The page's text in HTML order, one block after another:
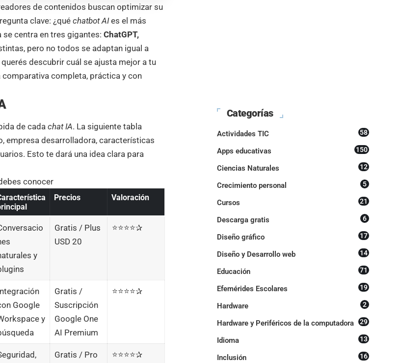
de contenidos buscan optimizar su
clave: ¿quéchatbot AIes el más
se centra en tres gigantes:ChatGPT,
pero no todos se adaptan igual a
descubrir cuál se ajusta mejor a tu
comparativa completa, práctica y con
de cadachat IA. La siguiente tabla
empresa desarrolladora, características
Esto te dará una idea clara para
conocer
Precios Valoración
y
Gratis / Plus
USD 20
⭐⭐⭐⭐✰
Google
y
Gratis /
Suscripción
Google One
AI Premium
⭐⭐⭐⭐✰
Gratis / Pro
⭐⭐⭐⭐✰
Categorías
Actividades TIC 58
Apps educativas 150
Ciencias Naturales 12
Crecimiento personal 5
Cursos 21
Descarga gratis 6
Diseño gráfico 17
Diseño y Desarrollo web 14
Educación 71
Efemérides Escolares 19
Hardware 2
Hardware y Periféricos de la computadora 29
Idioma 13
Inclusión 16